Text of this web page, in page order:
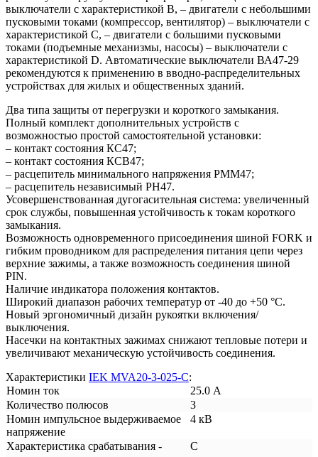
выключатели с характеристикой В, – двигатели с небольшими
пусковыми токами (компрессор, вентилятор) – выключатели с
характеристикой C, – двигатели с большими пусковыми
токами (подъемные механизмы, насосы) – выключатели с
характеристикой D. Автоматические выключатели ВА47-29
рекомендуются к применению в вводно-распределительных
устройствах для жилых и общественных зданий.
Два типа защиты от перегрузки и короткого замыкания.
Полный комплект дополнительных устройств с
возможностью простой самостоятельной установки:
– контакт состояния КС47;
– контакт состояния КСВ47;
– расцепитель минимального напряжения РММ47;
– расцепитель независимый РН47.
Усовершенствованная дугогасительная система: увеличенный
срок службы, повышенная устойчивость к токам короткого
замыкания.
Возможность одновременного присоединения шиной FORK и
гибким проводником для распределения питания цепи через
верхние зажимы, а также возможность соединения шиной
PIN.
Наличие индикатора положения контактов.
Широкий диапазон рабочих температур от -40 до +50 °С.
Новый эргономичный дизайн рукоятки включения/
выключения.
Насечки на контактных зажимах снижают тепловые потери и
увеличивают механическую устойчивость соединения.
Характеристики IEK MVA20-3-025-C:
Номин ток
25.0 А
Количество полюсов
3
Номин импульсное выдерживаемое
напряжение
4 кВ
Характеристика срабатывания -
C